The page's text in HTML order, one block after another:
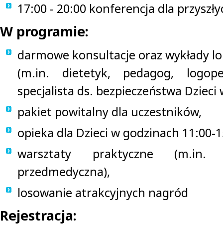
17:00 - 20:00 konferencja dla
W programie:
darmowe konsultacje oraz wykłady
(m.in. dietetyk, pedagog,
specjalista ds. bezpieczeństwa Dzieci
pakiet powitalny dla uczestników,
opieka dla Dzieci w godzinach 11:00-
warsztaty praktyczne (m.in.
przedmedyczna),
losowanie atrakcyjnych nagród
Rejestracja: